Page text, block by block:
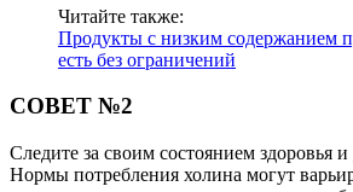
Читайте также:
Продукты с низким содержанием
есть без ограничений
СОВЕТ №2
Следите за своим состоянием здоровья и
Нормы потребления холина могут